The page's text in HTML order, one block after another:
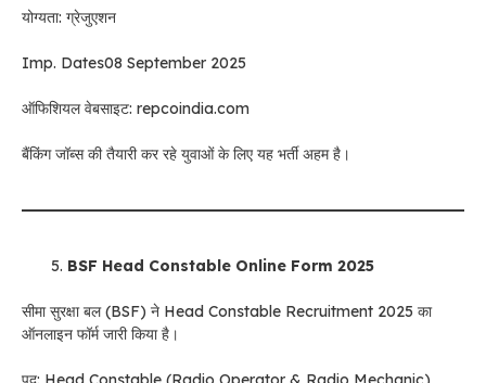
योग्यता: ग्रेजुएशन
Imp. Dates08 September 2025
ऑफिशियल वेबसाइट: repcoindia.com
बैंकिंग जॉब्स की तैयारी कर रहे युवाओं के लिए यह भर्ती अहम है।
BSF Head Constable Online Form 2025
सीमा सुरक्षा बल (BSF) ने Head Constable Recruitment 2025 का
ऑनलाइन फॉर्म जारी किया है।